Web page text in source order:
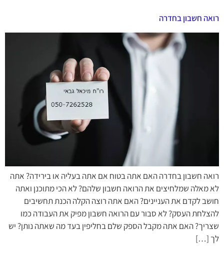
רואה חשבון בחדרה
רואה חשבון בחדרה האם אתה בטוח אם אתה בעליה או בירידה? אתה
לא מאלה שמלחיצים את הרואה חשבון שלהם? לא הכי מתוכנן ואתה
חושב לקדם את העניינים? האם אתה רוצה הקלה הכנת תחשיבים
להצלחת העסק? לא סבור עם הרואה חשבון מפיק את העבודה כמו
שצריך? האם אתה מקבל הספק שלם בחליפין בעד מה שאתה נותן? יש
לך […]